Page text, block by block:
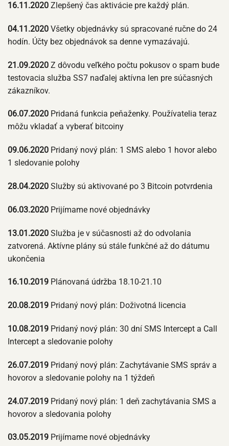
16.11.2020 Zlepšený čas aktivácie pre každý plán.
04.11.2020 Všetky objednávky sú spracované ručne do 24
hodín. Účty bez objednávok sa denne vymazávajú.
21.09.2020 Z dôvodu veľkého počtu pokusov o spam bude
testovacia služba SS7 naďalej aktívna len pre súčasných
zákazníkov.
06.07.2020 Pridaná funkcia peňaženky. Používatelia teraz
môžu vkladať a vyberať bitcoiny
09.06.2020 Pridaný nový plán: 1 SMS alebo 1 hovor alebo
1 sledovanie polohy
28.04.2020 Služby sú aktivované po 3 Bitcoin potvrdenia
06.03.2020 Prijímame nové objednávky
13.01.2020 Služba je v súčasnosti až do odvolania
zatvorená. Aktívne plány sú stále funkčné až do dátumu
ukončenia
16.10.2019 Plánovaná údržba 18.10-21.10
20.08.2019 Pridaný nový plán: Doživotná licencia
10.08.2019 Pridaný nový plán: 30 dní SMS Intercept a Call
Intercept a sledovanie polohy
26.07.2019 Pridaný nový plán: Zachytávanie SMS správ a
hovorov a sledovanie polohy na 1 týždeň
24.07.2019 Pridaný nový plán: 1 deň zachytávania SMS a
hovorov a sledovania polohy
03.05.2019 Prijímame nové objednávky